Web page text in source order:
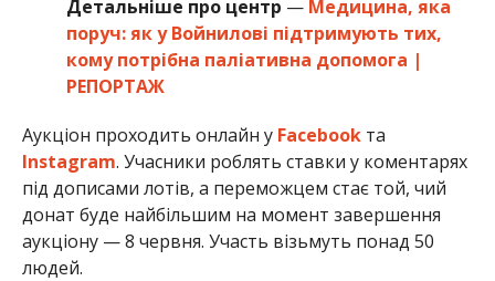
Детальніше про центр — Медицина, яка
поруч: як у Войнилові підтримують тих,
кому потрібна паліативна допомога |
РЕПОРТАЖ
Аукціон проходить онлайн у Facebookта
Instagram. Учасники роблять ставки у коментарях
під дописами лотів, а переможцем стає той, чий
донат буде найбільшим на момент завершення
аукціону — 8 червня. Участь візьмуть понад 50
людей.